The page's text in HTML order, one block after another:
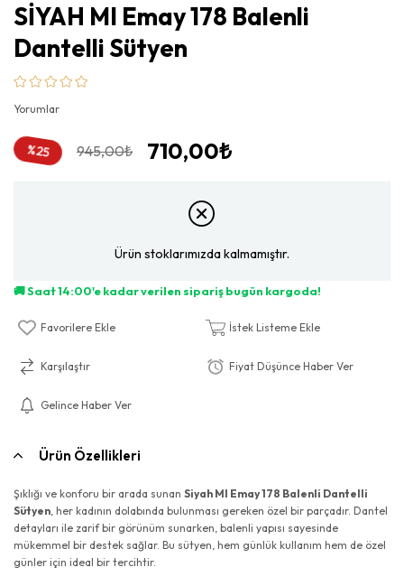
SİYAH MI Emay 178 Balenli
Dantelli Sütyen
Yorumlar
%25 945,00₺ 710,00₺
Ürün stoklarımızda kalmamıştır.
Favorilere Ekle İstek Listeme Ekle
Karşılaştır Fiyat Düşünce Haber Ver
Gelince Haber Ver
Ürün Özellikleri
Şıklığı ve konforu bir arada sunan Siyah MI Emay 178 Balenli Dantelli
Sütyen , her kadının dolabında bulunması gereken özel bir parçadır. Dantel
detayları ile zarif bir görünüm sunarken, balenli yapısı sayesinde
mükemmel bir destek sağlar. Bu sütyen, hem günlük kullanım hem de özel
günler için ideal bir tercihtir.